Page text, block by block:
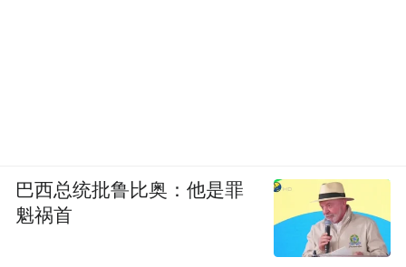
巴西总统批鲁比奥：他是罪
魁祸首